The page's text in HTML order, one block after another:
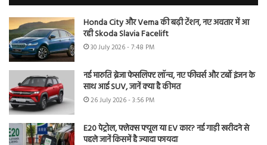
Honda City और Verna की बढ़ी टेंशन, नए अवतार में आ
रही Skoda Slavia Facelift
30 July 2026 - 7:48 PM
नई मारुति ब्रेजा फेसलिफ्ट लॉन्च, नए फीचर्स और टर्बो इंजन के
साथ आई SUV, जानें क्या है कीमत
26 July 2026 - 3:56 PM
E20 पेट्रोल, फ्लेक्स फ्यूल या EV कार? नई गाड़ी खरीदने से
पहले जानें किसमें है ज्यादा फायदा